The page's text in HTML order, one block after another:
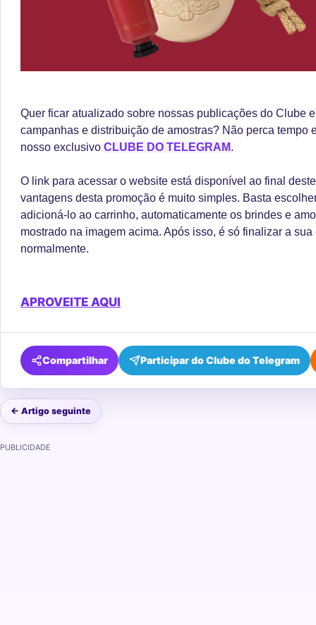
Quer ficar atualizado sobre nossas publicações do Clube
campanhas e distribuição de amostras? Não perca tempo
nosso exclusivo CLUBE DO TELEGRAM.
O link para acessar o website está disponível ao final
vantagens desta promoção é muito simples. Basta
adicioná-lo ao carrinho, automaticamente os brindes e
mostrado na imagem acima. Após isso, é só finalizar a
normalmente.
APROVEITE AQUI
Compartilhar Participar do Clube do Telegram
← Artigo seguinte
PUBLICIDADE